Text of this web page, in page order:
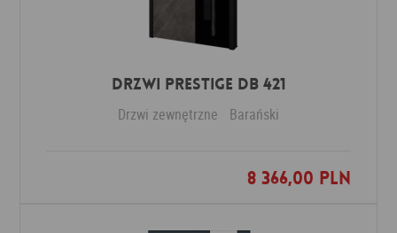
Drzwi PRESTIGE DB 421
Drzwi zewnętrzne Barański
8 366,00 PLN
Dodaj do ulubionych